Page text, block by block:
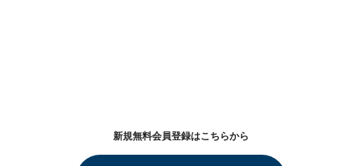
新規無料会員登録はこちらから